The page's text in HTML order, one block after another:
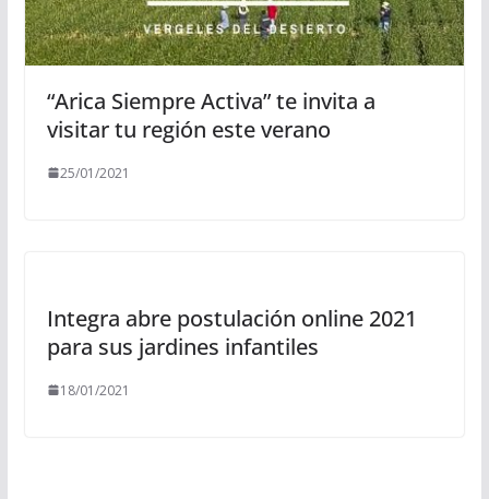
“Arica Siempre Activa” te invita a
visitar tu región este verano
25/01/2021
Integra abre postulación online 2021
para sus jardines infantiles
18/01/2021